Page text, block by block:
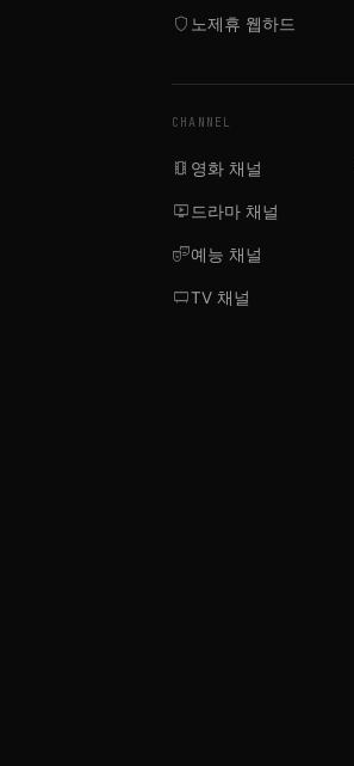
shield 노제휴 웹하드
CHANNEL
local_movies 영화 채널
live_tv 드라마 채널
theater_comedy예능 채널
tv_genTV 채널